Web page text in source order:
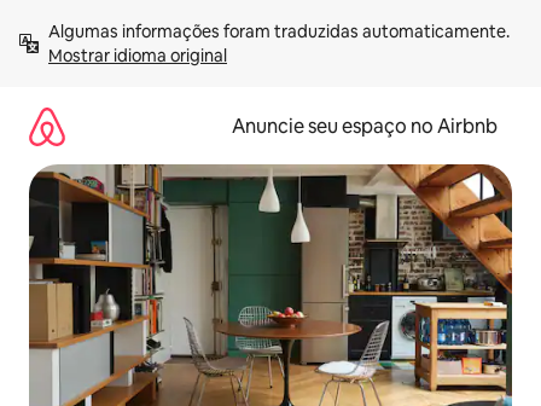
para
Mostrar idioma original
Anuncie seu espaço no Airbnb